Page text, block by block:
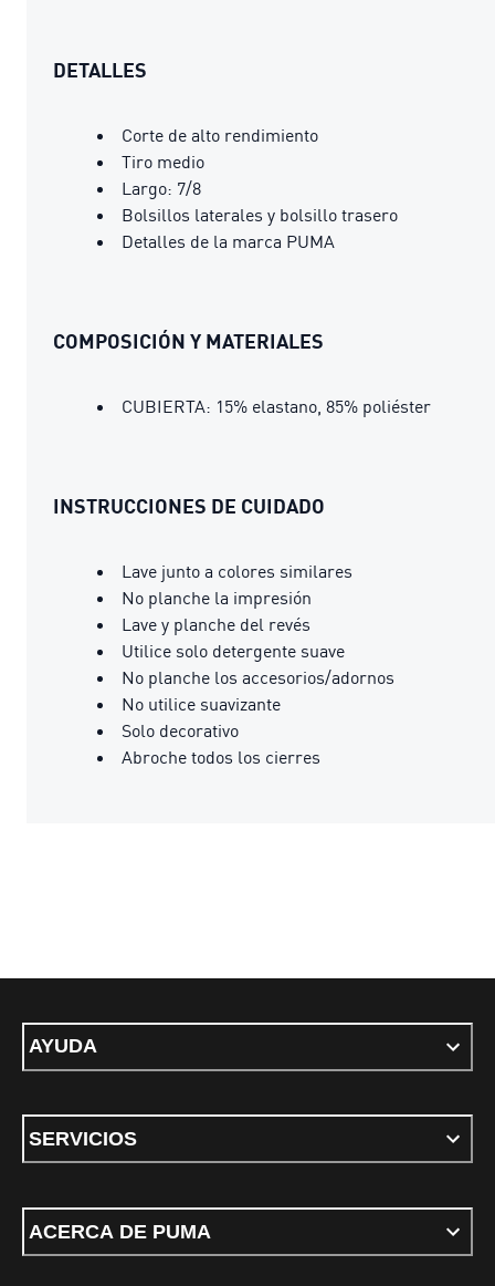
DETALLES
Corte de alto rendimiento
Tiro medio
Largo: 7/8
Bolsillos laterales y bolsillo trasero
Detalles de la marca PUMA
COMPOSICIÓN Y MATERIALES
CUBIERTA: 15% elastano, 85% poliéster
INSTRUCCIONES DE CUIDADO
Lave junto a colores similares
No planche la impresión
Lave y planche del revés
Utilice solo detergente suave
No planche los accesorios/adornos
No utilice suavizante
Solo decorativo
Abroche todos los cierres
AYUDA
SERVICIOS
ACERCA DE PUMA